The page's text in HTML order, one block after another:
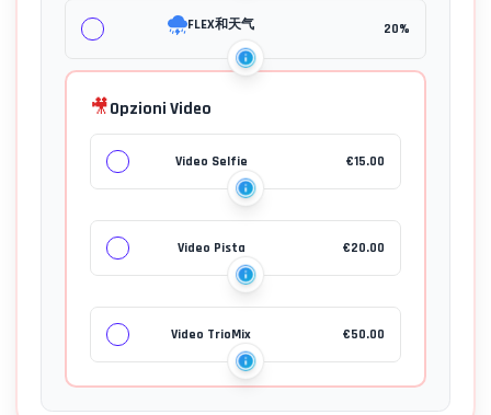
FLEX和天气 20%
🎥Opzioni Video
Video Selfie €15.00
Video Pista €20.00
Video TrioMix €50.00